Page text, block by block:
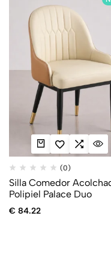
(0)
Silla Comedor
Polipiel Palace Duo
€ 84.22